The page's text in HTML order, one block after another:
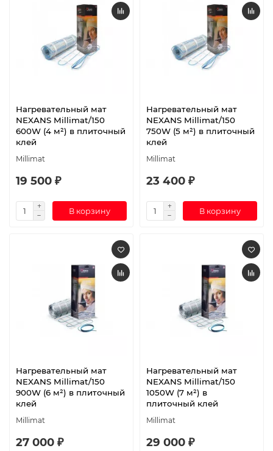
Нагревательный мат
NEXANS Millimat/150
600W (4 м²) в плиточный
клей
Millimat
19 500 ₽
В корзину
Нагревательный мат
NEXANS Millimat/150
750W (5 м²) в плиточный
клей
Millimat
23 400 ₽
В корзину
Нагревательный мат
NEXANS Millimat/150
900W (6 м²) в плиточный
клей
Millimat
27 000 ₽
Нагревательный мат
NEXANS Millimat/150
1050W (7 м²) в
плиточный клей
Millimat
29 000 ₽